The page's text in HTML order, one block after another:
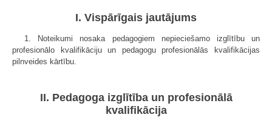
I. Vispārīgais jautājums
1. Noteikumi nosaka pedagogiem nepieciešamo izglītību un
profesionālo kvalifikāciju un pedagogu profesionālās kvalifikācijas
pilnveides kārtību.
II. Pedagoga izglītība un profesionālā
kvalifikācija